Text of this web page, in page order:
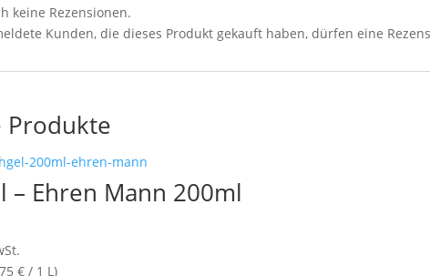
keine Rezensionen.
Kunden, die dieses Produkt gekauft haben, dürfen eine
Produkte
– Ehren Mann 200ml
€ / 1 L)